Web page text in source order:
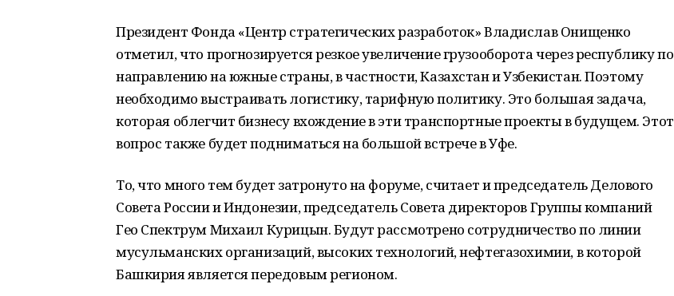
Президент Фонда «Центр стратегических разработок» Владислав Онищенко
отметил, что прогнозируется резкое увеличение грузооборота через республику по
направлению на южные страны, в частности, Казахстан и Узбекистан. Поэтому
необходимо выстраивать логистику, тарифную политику. Это большая задача,
которая облегчит бизнесу вхождение в эти транспортные проекты в будущем. Этот
вопрос также будет подниматься на большой встрече в Уфе.
То, что много тем будет затронуто на форуме, считает и председатель Делового
Совета России и Индонезии, председатель Совета директоров Группы компаний
Гео Спектрум Михаил Курицын. Будут рассмотрено сотрудничество по линии
мусульманских организаций, высоких технологий, нефтегазохимии, в которой
Башкирия является передовым регионом.